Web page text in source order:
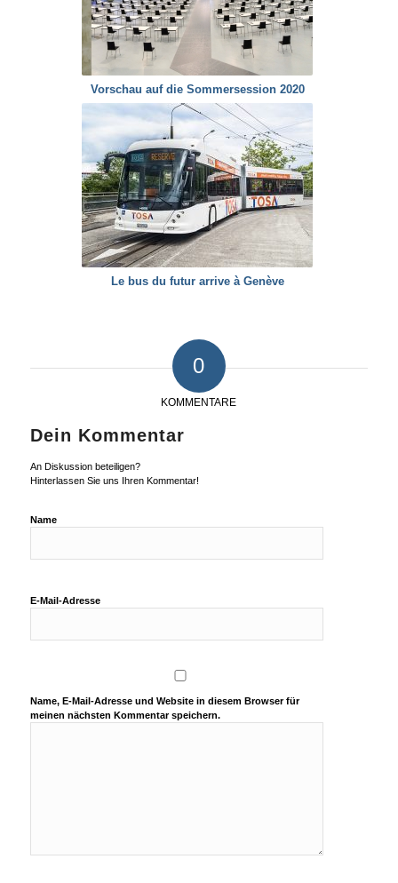
Vorschau auf die Sommersession 2020
Le bus du futur arrive à Genève
0
KOMMENTARE
Dein Kommentar
An Diskussion beteiligen?
Hinterlassen Sie uns Ihren Kommentar!
Name
E-Mail-Adresse
Name, E-Mail-Adresse und Website in diesem Browser für
meinen nächsten Kommentar speichern.